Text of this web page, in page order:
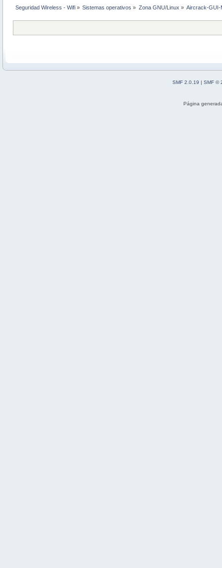
Seguridad Wireless - Wifi » Sistemas operativos » Zona GNU/Linux » Aircrack-GUI-
SMF 2.0.19 | SMF ©
Página